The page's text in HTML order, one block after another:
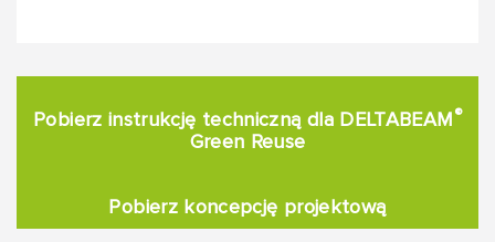
Pobierz instrukcję techniczną dla DELTABEAM®
Green Reuse
Pobierz koncepcję projektową